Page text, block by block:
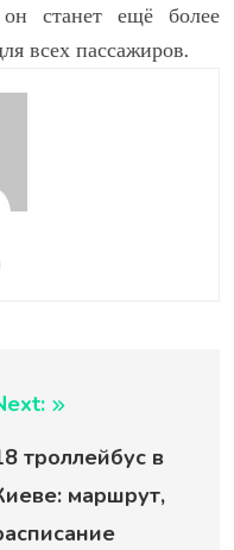
станет ещё более
всех пассажиров.
троллейбус в
маршрут,